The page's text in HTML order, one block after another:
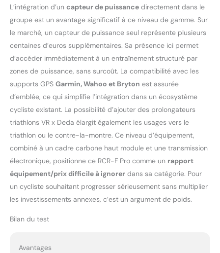
L’intégration d’un capteur de puissance directement dans le
groupe est un avantage significatif à ce niveau de gamme. Sur
le marché, un capteur de puissance seul représente plusieurs
centaines d’euros supplémentaires. Sa présence ici permet
d’accéder immédiatement à un entraînement structuré par
zones de puissance, sans surcoût. La compatibilité avec les
supports GPS Garmin, Wahoo et Bryton est assurée
d’emblée, ce qui simplifie l’intégration dans un écosystème
cycliste existant. La possibilité d’ajouter des prolongateurs
triathlons VR x Deda élargit également les usages vers le
triathlon ou le contre-la-montre. Ce niveau d’équipement,
combiné à un cadre carbone haut module et une transmission
électronique, positionne ce RCR-F Pro comme un rapport
équipement/prix difficile à ignorer dans sa catégorie. Pour
un cycliste souhaitant progresser sérieusement sans multiplier
les investissements annexes, c’est un argument de poids.
Bilan du test
Avantages